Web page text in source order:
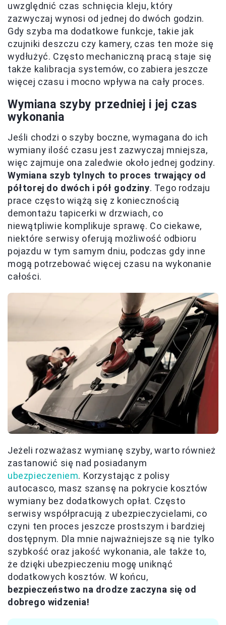
uwzględnić czas schnięcia kleju, który
zazwyczaj wynosi od jednej do dwóch godzin.
Gdy szyba ma dodatkowe funkcje, takie jak
czujniki deszczu czy kamery, czas ten może się
wydłużyć. Często mechaniczną pracą staje się
także kalibracja systemów, co zabiera jeszcze
więcej czasu i mocno wpływa na cały proces.
Wymiana szyby przedniej i jej czas
wykonania
Jeśli chodzi o szyby boczne, wymagana do ich
wymiany ilość czasu jest zazwyczaj mniejsza,
więc zajmuje ona zaledwie około jednej godziny.
Wymiana szyb tylnych to proces trwający od
półtorej do dwóch i pół godziny. Tego rodzaju
prace często wiążą się z koniecznością
demontażu tapicerki w drzwiach, co
niewątpliwie komplikuje sprawę. Co ciekawe,
niektóre serwisy oferują możliwość odbioru
pojazdu w tym samym dniu, podczas gdy inne
mogą potrzebować więcej czasu na wykonanie
całości.
Jeżeli rozważasz wymianę szyby, warto również
zastanowić się nad posiadanym
ubezpieczeniem. Korzystając z polisy
autocasco, masz szansę na pokrycie kosztów
wymiany bez dodatkowych opłat. Często
serwisy współpracują z ubezpieczycielami, co
czyni ten proces jeszcze prostszym i bardziej
dostępnym. Dla mnie najważniejsze są nie tylko
szybkość oraz jakość wykonania, ale także to,
że dzięki ubezpieczeniu mogę uniknąć
dodatkowych kosztów. W końcu,
bezpieczeństwo na drodze zaczyna się od
dobrego widzenia!